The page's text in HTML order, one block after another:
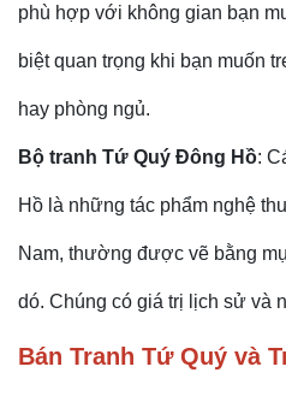
phù hợp với không gian bạn
biệt quan trọng khi bạn muốn
hay phòng ngủ.
Bộ tranh Tứ Quý Đông Hồ:
Hồ là những tác phẩm nghệ
Nam, thường được vẽ bằng
dó. Chúng có giá trị lịch sử và
Bán Tranh Tứ Quý và